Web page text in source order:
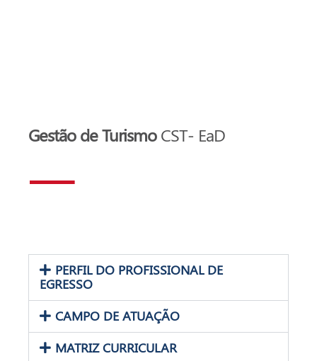
Gestão de TurismoCST- EaD
PERFIL DO PROFISSIONAL DE
EGRESSO
CAMPO DE ATUAÇÃO
MATRIZ CURRICULAR